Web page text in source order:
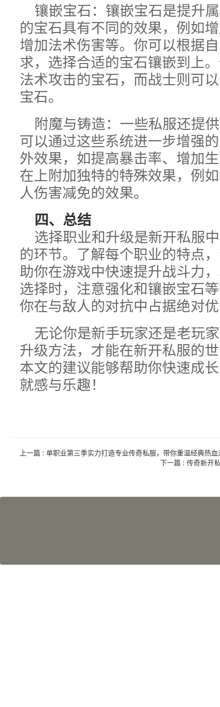
镶嵌宝石：镶嵌宝石是提升
的宝石具有不同的效果，例如
增加法术伤害等。你可以根据
求，选择合适的宝石镶嵌到上
法术攻击的宝石，而战士则可
宝石。
附魔与铸造：一些私服还提
可以通过这些系统进一步增强
外效果，如提高暴击率、增加
在上附加独特的特殊效果，例
人伤害减免的效果。
四、总结
选择职业和升级是新开私服
的环节。了解每个职业的特点
助你在游戏中快速提升战斗力
选择时，注意强化和镶嵌宝石
你在与敌人的对抗中占据绝对
无论你是新手玩家还是老玩
升级方法，才能在新开私服的
本文的建议能够帮助你快速成
就感与乐趣！
上一篇 : 单职业第三季实力打造专业传奇私服，带你重温经典热血
下一篇 : 传奇新开